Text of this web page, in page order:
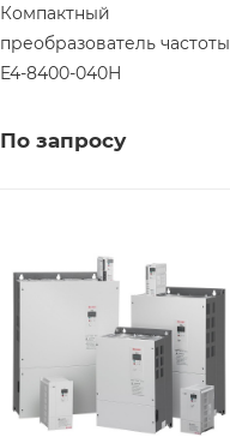
Компактный
преобразователь частоты
E4-8400-040Н
По запросу